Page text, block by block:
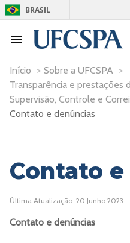
BRASIL
Início > Sobre a UFCSPA >
Transparência e prestações
Supervisão, Controle e
Contato e denúncias
Contato
Última Atualização: 20 Junho 2023
Contato e denúncias